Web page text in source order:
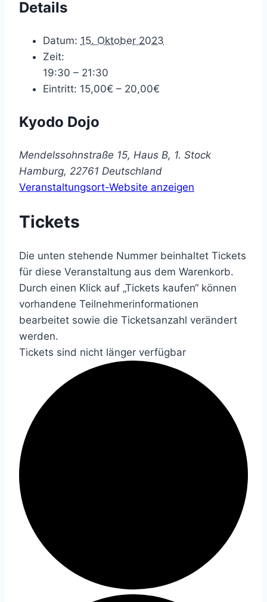
Details
Datum: 15. Oktober 2023
Zeit:
19:30 – 21:30
Eintritt: 15,00€ – 20,00€
Kyodo Dojo
Mendelssohnstraße 15, Haus B, 1. Stock
Hamburg, 22761 Deutschland
Veranstaltungsort-Website anzeigen
Tickets
Die unten stehende Nummer beinhaltet Tickets
für diese Veranstaltung aus dem Warenkorb.
Durch einen Klick auf „Tickets kaufen“ können
vorhandene Teilnehmerinformationen
bearbeitet sowie die Ticketsanzahl verändert
werden.
Tickets sind nicht länger verfügbar